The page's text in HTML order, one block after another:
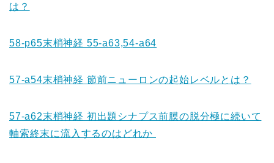
は？
58-p65末梢神経 55-a63,54-a64
57-a54末梢神経 節前ニューロンの起始レベルとは？
57-a62末梢神経 初出題シナプス前膜の脱分極に続いて
軸索終末に流入するのはどれか